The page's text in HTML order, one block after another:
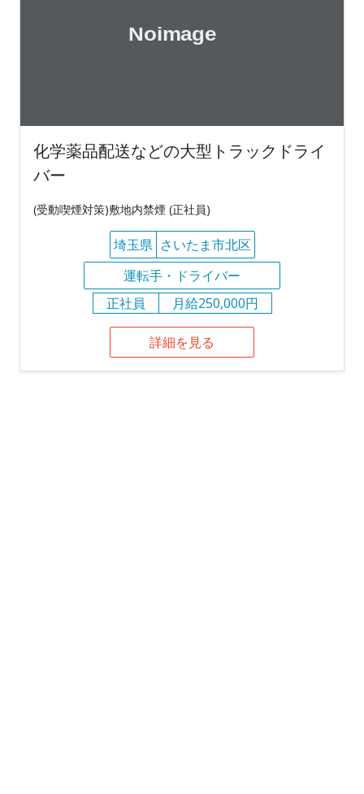
化学薬品配送などの大型トラックドライ
バー
(受動喫煙対策)敷地内禁煙 (正社員)
埼玉県 さいたま市北区
運転手・ドライバー
正社員
月給250,000円
詳細を見る